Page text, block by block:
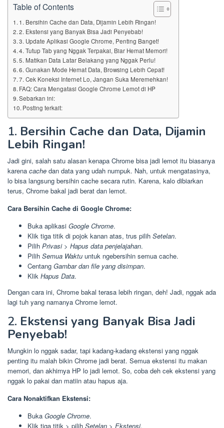
Table of Contents
1. Bersihin Cache dan Data, Dijamin Lebih Ringan!
2. Ekstensi yang Banyak Bisa Jadi Penyebab!
3. Update Aplikasi Google Chrome, Penting Banget!
4. Tutup Tab yang Nggak Terpakai, Biar Hemat Memori!
5. Matikan Data Latar Belakang yang Nggak Perlu!
6. Gunakan Mode Hemat Data, Browsing Lebih Cepat!
7. Cek Koneksi Internet Lo, Jangan Suka Meremehkan!
FAQ: Cara Mengatasi Google Chrome Lemot di HP
Sebarkan ini:
Posting terkait:
1. Bersihin Cache dan Data, Dijamin
Lebih Ringan!
Jadi gini, salah satu alasan kenapa Chrome bisa jadi lemot itu biasanya
karena cache dan data yang udah numpuk. Nah, untuk mengatasinya,
lo bisa langsung bersihin cache secara rutin. Karena, kalo dibiarkan
terus, Chrome bakal jadi berat dan lemot.
Cara Bersihin Cache di Google Chrome:
Buka aplikasi Google Chrome.
Klik tiga titik di pojok kanan atas, trus pilih Setelan.
Pilih Privasi> Hapus data penjelajahan.
Pilih Semua Waktu untuk ngebersihin semua cache.
Centang Gambar dan file yang disimpan.
Klik Hapus Data.
Dengan cara ini, Chrome bakal terasa lebih ringan, deh! Jadi, nggak ada
lagi tuh yang namanya Chrome lemot.
2. Ekstensi yang Banyak Bisa Jadi
Penyebab!
Mungkin lo nggak sadar, tapi kadang-kadang ekstensi yang nggak
penting itu malah bikin Chrome jadi berat. Semua ekstensi itu makan
memori, dan akhirnya HP lo jadi lemot. So, coba deh cek ekstensi yang
nggak lo pakai dan matiin atau hapus aja.
Cara Nonaktifkan Ekstensi:
Buka Google Chrome.
Klik tiga titik > pilih Setelan > Ekstensi.